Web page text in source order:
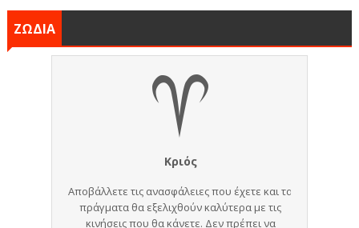
ΖΩΔΙΑ